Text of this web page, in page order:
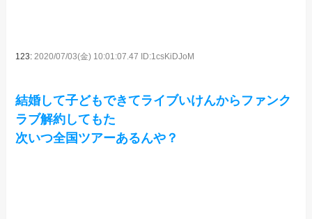
123:2020/07/03(金) 10:01:07.47 ID:1csKiDJoM
結婚して子どもできてライブいけんからファンク
ラブ解約してもた
次いつ全国ツアーあるんや？